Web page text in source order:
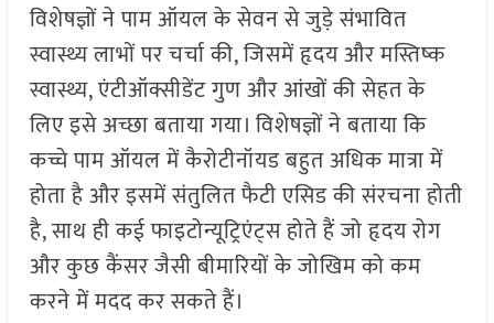
विशेषज्ञों ने पाम ऑयल के सेवन से जुड़े संभावित
स्वास्थ्य लाभों पर चर्चा की, जिसमें हृदय और मस्तिष्क
स्वास्थ्य, एंटीऑक्सीडेंट गुण और आंखों की सेहत के
लिए इसे अच्छा बताया गया। विशेषज्ञों ने बताया कि
कच्चे पाम ऑयल में कैरोटीनॉयड बहुत अधिक मात्रा में
होता है और इसमें संतुलित फैटी एसिड की संरचना होती
है, साथ ही कई फाइटोन्यूट्रिएंट्स होते हैं जो हृदय रोग
और कुछ कैंसर जैसी बीमारियों के जोखिम को कम
करने में मदद कर सकते हैं।